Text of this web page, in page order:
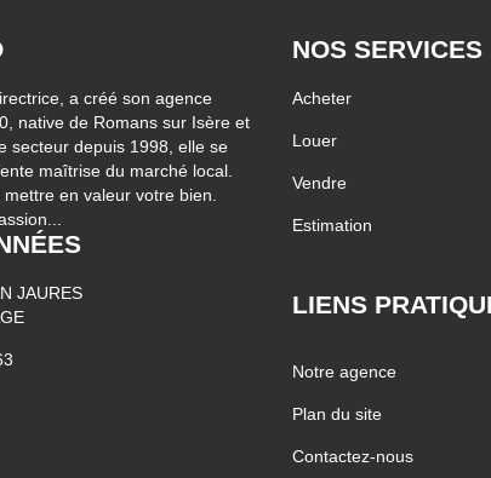
a créé son agence
native de Romans sur Isère et
secteur depuis 1998, elle se
maîtrise du marché local.
en valeur votre bien.
JAURES
NOS SERVICES
Acheter
Louer
Vendre
Estimation
LIENS
Notre agence
Plan du site
Contactez-nous